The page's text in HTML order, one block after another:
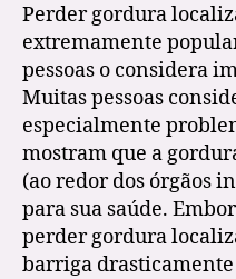
Perder gordura
extremamente
pessoas o considera
Muitas pessoas
especialmente
mostram que a
(ao redor dos órgãos
para sua saúde.
perder gordura
barriga